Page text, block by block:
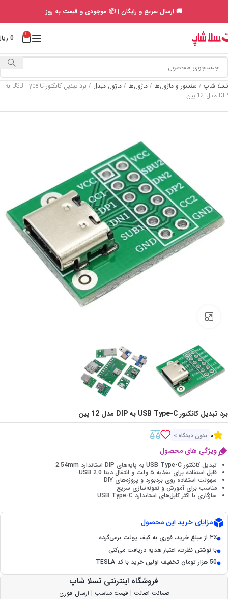
🚚 ارسال سریع و رایگان | 📦 موجودی و قیمت به روز
0
0
تسلا شاپ / سنسور و ماژول‌ها / ماژول‌ها / ماژول مبدل /
برد تبدیل کانکتور USB Type-C به
DIP مدل 12 پین
برد تبدیل کانکتور USB Type-C به DIP مدل 12 پین
0 بدون دیدگاه >
ویژگی های محصول
تبدیل کانکتور USB Type-C به پایه‌های DIP استاندارد 2.54mm
قابل استفاده برای تغذیه ۵ ولت و انتقال دیتا USB 2.0
سهولت استفاده روی بردبورد و پروژه‌های DIY
مناسب برای آموزش و نمونه‌سازی سریع
سازگاری با اکثر کابل‌های استاندارد USB Type-C
مزایای خرید این محصول
۳٪ از مبلغ خرید، فوری به کیف پولت برمی‌گرده
با نوشتن نظرت، اعتبار هدیه دریافت می‌کنی
50 هزار تومان تخفیف اولین خرید با کد TESLA
فروشگاه اینترنتی تسلا شاپ
ضمانت اصالت | قیمت مناسب | ارسال فوری